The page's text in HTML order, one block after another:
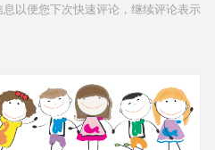
以便您下次快速评论，继续评论表示